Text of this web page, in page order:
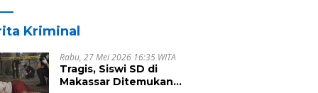
Sungai dan Jalan Terjal
Kriminal
Rabu, 27 Mei 2026 16:35 WITA
Tragis, Siswi SD di
Makassar Ditemukan